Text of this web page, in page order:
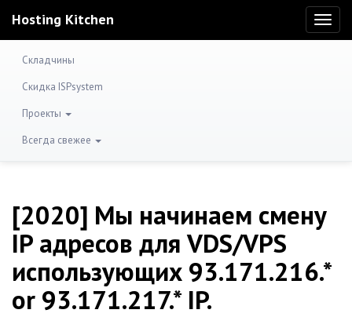
Hosting Kitchen
Складчины
Скидка ISPsystem
Проекты
Всегда свежее
[2020] Мы начинаем смену
IP адресов для VDS/VPS
использующих 93.171.216.*
or 93.171.217.* IP.